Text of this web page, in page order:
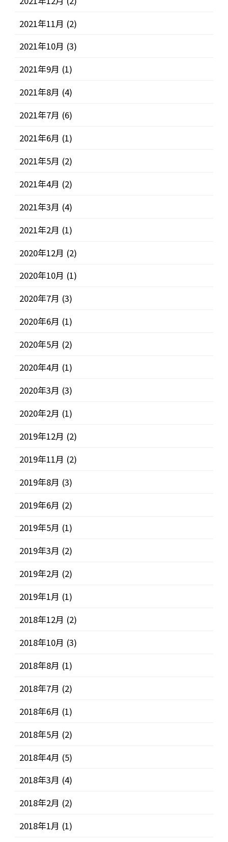
2021年11月 (2)
2021年10月 (3)
2021年9月 (1)
2021年8月 (4)
2021年7月 (6)
2021年6月 (1)
2021年5月 (2)
2021年4月 (2)
2021年3月 (4)
2021年2月 (1)
2020年12月 (2)
2020年10月 (1)
2020年7月 (3)
2020年6月 (1)
2020年5月 (2)
2020年4月 (1)
2020年3月 (3)
2020年2月 (1)
2019年12月 (2)
2019年11月 (2)
2019年8月 (3)
2019年6月 (2)
2019年5月 (1)
2019年3月 (2)
2019年2月 (2)
2019年1月 (1)
2018年12月 (2)
2018年10月 (3)
2018年8月 (1)
2018年7月 (2)
2018年6月 (1)
2018年5月 (2)
2018年4月 (5)
2018年3月 (4)
2018年2月 (2)
2018年1月 (1)